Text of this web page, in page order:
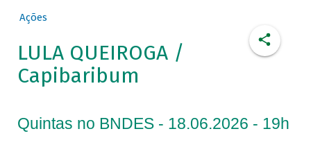
Ações
LULA QUEIROGA /
Capibaribum
Quintas no BNDES - 18.06.2026 - 19h